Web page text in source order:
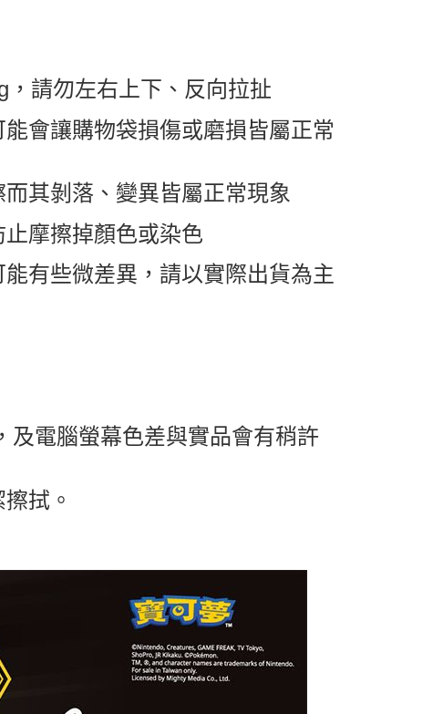
，請勿左右上下、反向拉扯
會讓購物袋損傷或磨損皆屬正常
其剝落、變異皆屬正常現象
摩擦掉顏色或染色
有些微差異，請以實際出貨為主
及電腦螢幕色差與實品會有稍許
拭。